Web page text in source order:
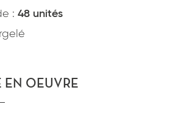
la politique de
: 48 unités
EN OEUVRE